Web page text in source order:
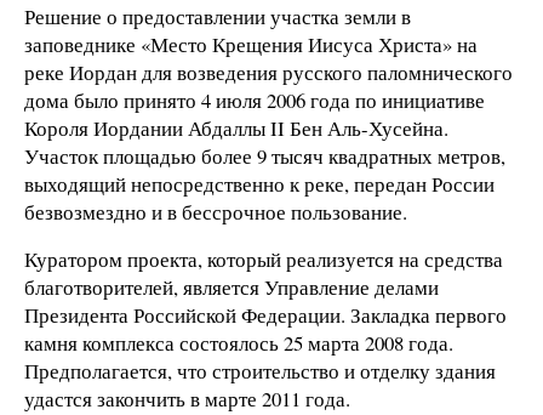
Решение о предоставлении участка земли в
заповеднике «Место Крещения Иисуса Христа» на
реке Иордан для возведения русского паломнического
дома было принято 4 июля 2006 года по инициативе
Короля Иордании Абдаллы II Бен Аль-Хусейна.
Участок площадью более 9 тысяч квадратных метров,
выходящий непосредственно к реке, передан России
безвозмездно и в бессрочное пользование.
Куратором проекта, который реализуется на средства
благотворителей, является Управление делами
Президента Российской Федерации. Закладка первого
камня комплекса состоялось 25 марта 2008 года.
Предполагается, что строительство и отделку здания
удастся закончить в марте 2011 года.